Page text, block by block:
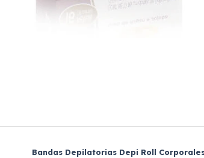
Bandas Depilatorias Depi Roll